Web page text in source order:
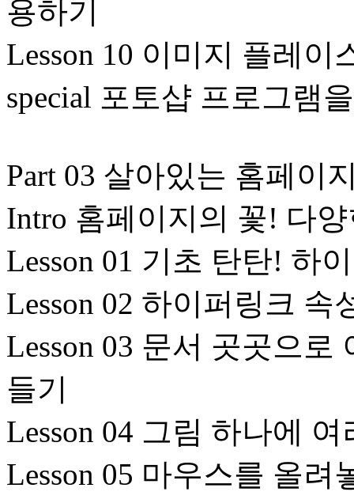
용하기
Lesson 10 이미지 플레
special 포토샵 프로그램
Part 03 살아있는 홈페이
Intro 홈페이지의 꽃! 다
Lesson 01 기초 탄탄! 하
Lesson 02 하이퍼링크 속
Lesson 03 문서 곳곳으
들기
Lesson 04 그림 하나에
Lesson 05 마우스를 올